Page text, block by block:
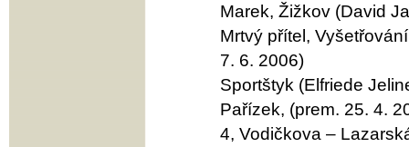
Marek, Žižkov (David
Mrtvý přítel,
7. 6. 2006)
Sportštyk (Elfriede
Pařízek, (prem. 25. 4.
4, Vodičkova –